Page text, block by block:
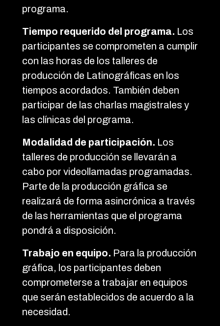
programa.
Tiempo requerido del programa. Los
participantes se comprometen a cumplir
con las horas de los talleres de
producción de Latinográficas en los
tiempos acordados. También deben
participar de las charlas magistrales y
las clínicas del programa.
Modalidad de participación. Los
talleres de producción se llevarán a
cabo por videollamadas programadas.
Parte de la producción gráfica se
realizará de forma asincrónica a través
de las herramientas que el programa
pondrá a disposición.
Trabajo en equipo. Para la producción
gráfica, los participantes deben
comprometerse a trabajar en equipos
que serán establecidos de acuerdo a la
necesidad.